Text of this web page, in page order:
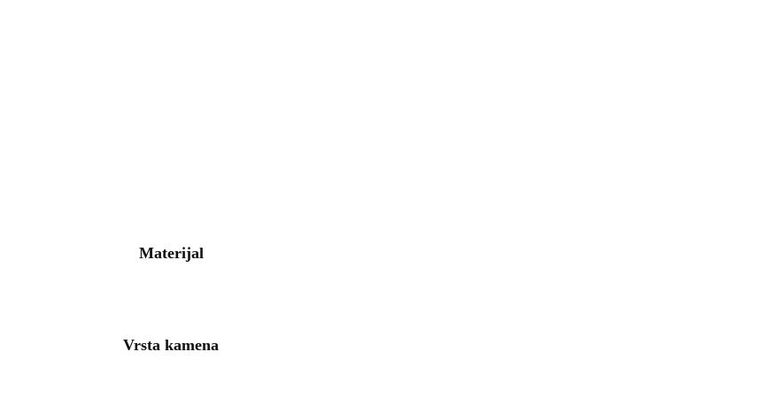
Materijal
Vrsta kamena